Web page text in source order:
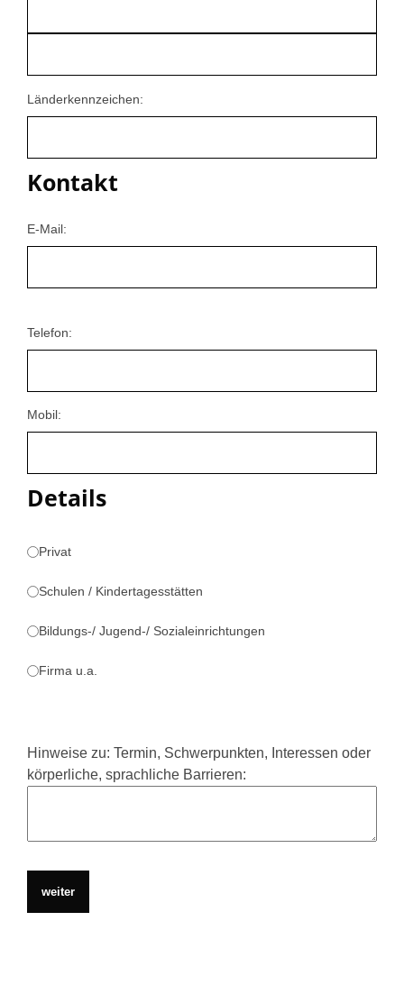
Länderkennzeichen:
Kontakt
E-Mail:
Telefon:
Mobil:
Details
Privat
Schulen / Kindertagesstätten
Bildungs-/ Jugend-/ Sozialeinrichtungen
Firma u.a.
Hinweise zu: Termin, Schwerpunkten, Interessen oder
körperliche, sprachliche Barrieren: